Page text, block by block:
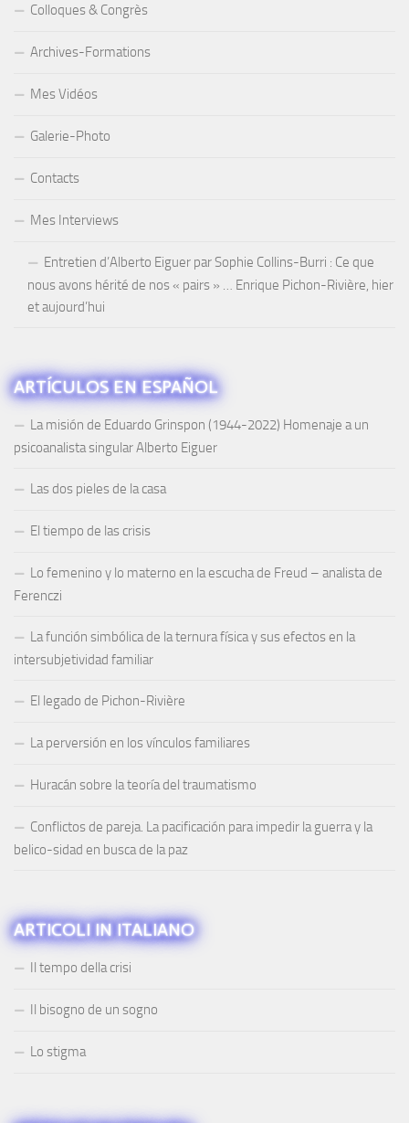
Colloques & Congrès
Archives-Formations
Mes Vidéos
Galerie-Photo
Contacts
Mes Interviews
Entretien d’Alberto Eiguer par Sophie Collins-Burri : Ce que
nous avons hérité de nos « pairs » … Enrique Pichon-Rivière, hier
et aujourd’hui
ARTÍCULOS EN ESPAÑOL
La misión de Eduardo Grinspon (1944-2022) Homenaje a un
psicoanalista singular Alberto Eiguer
Las dos pieles de la casa
El tiempo de las crisis
Lo femenino y lo materno en la escucha de Freud – analista de
Ferenczi
La función simbólica de la ternura física y sus efectos en la
intersubjetividad familiar
El legado de Pichon-Rivière
La perversión en los vínculos familiares
Huracán sobre la teoría del traumatismo
Conflictos de pareja. La pacificación para impedir la guerra y la
belico-sidad en busca de la paz
ARTICOLI IN ITALIANO
Il tempo della crisi
Il bisogno de un sogno
Lo stigma